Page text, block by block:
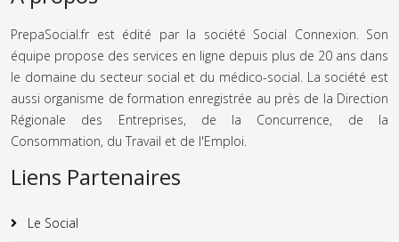
PrepaSocial.fr est édité par la société Social Connexion. Son
équipe propose des services en ligne depuis plus de 20 ans dans
le domaine du secteur social et du médico-social. La société est
aussi organisme de formation enregistrée au près de la Direction
Régionale des Entreprises, de la Concurrence, de la
Consommation, du Travail et de l'Emploi.
Liens Partenaires
Le Social